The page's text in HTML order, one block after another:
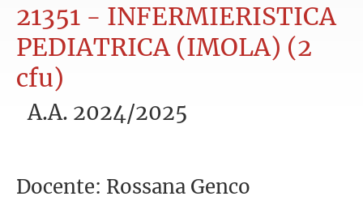
21351 - INFERMIERISTICA
PEDIATRICA (IMOLA) (2
cfu)
A.A. 2024/2025
Docente: Rossana Genco